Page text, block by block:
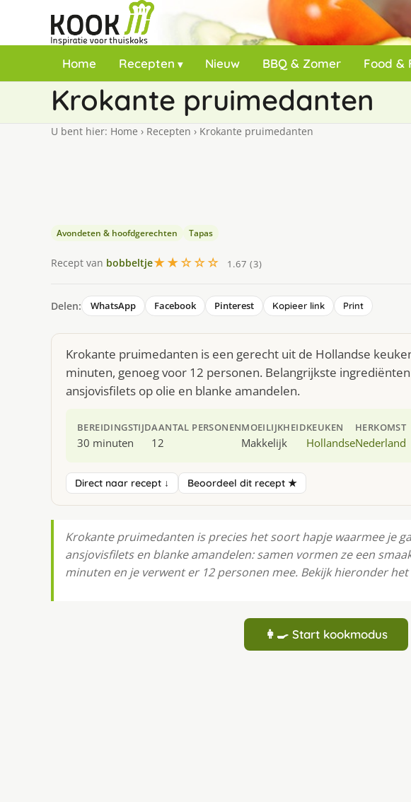
Home Recepten Nieuw BBQ & Zomer Food &
Krokante pruimedanten
U bent hier: Home › Recepten › Krokante pruimedanten
Avondeten & hoofdgerechten Tapas
Recept van bobbeltje★★☆☆☆ 1.67 (3)
Delen: WhatsApp Facebook Pinterest Kopieer link Print
Krokante pruimedanten is een gerecht uit de Hollandse
minuten, genoeg voor 12 personen. Belangrijkste
ansjovisfilets op olie en blanke amandelen.
BEREIDINGSTIJD
30 minuten
AANTAL PERSONEN
12
MOEILIJKHEID
Makkelijk
KEUKEN
Hollandse
HERKOMST
Nederland
Direct naar recept ↓ Beoordeel dit recept ★
Krokante pruimedanten is precies het soort hapje waarmee je
ansjovisfilets en blanke amandelen: samen vormen ze een
minuten en je verwent er 12 personen mee. Bekijk hieronder
👩‍🍳 Start kookmodus